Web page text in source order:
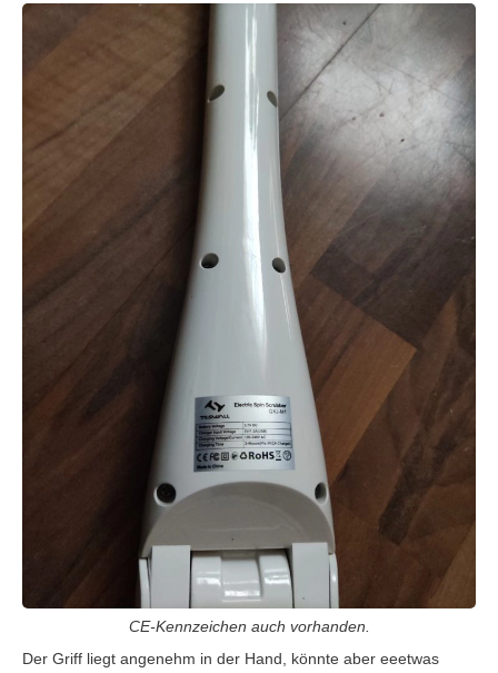
CE-Kennzeichen auch vorhanden.
Der Griff liegt angenehm in der Hand, könnte aber eeetwas